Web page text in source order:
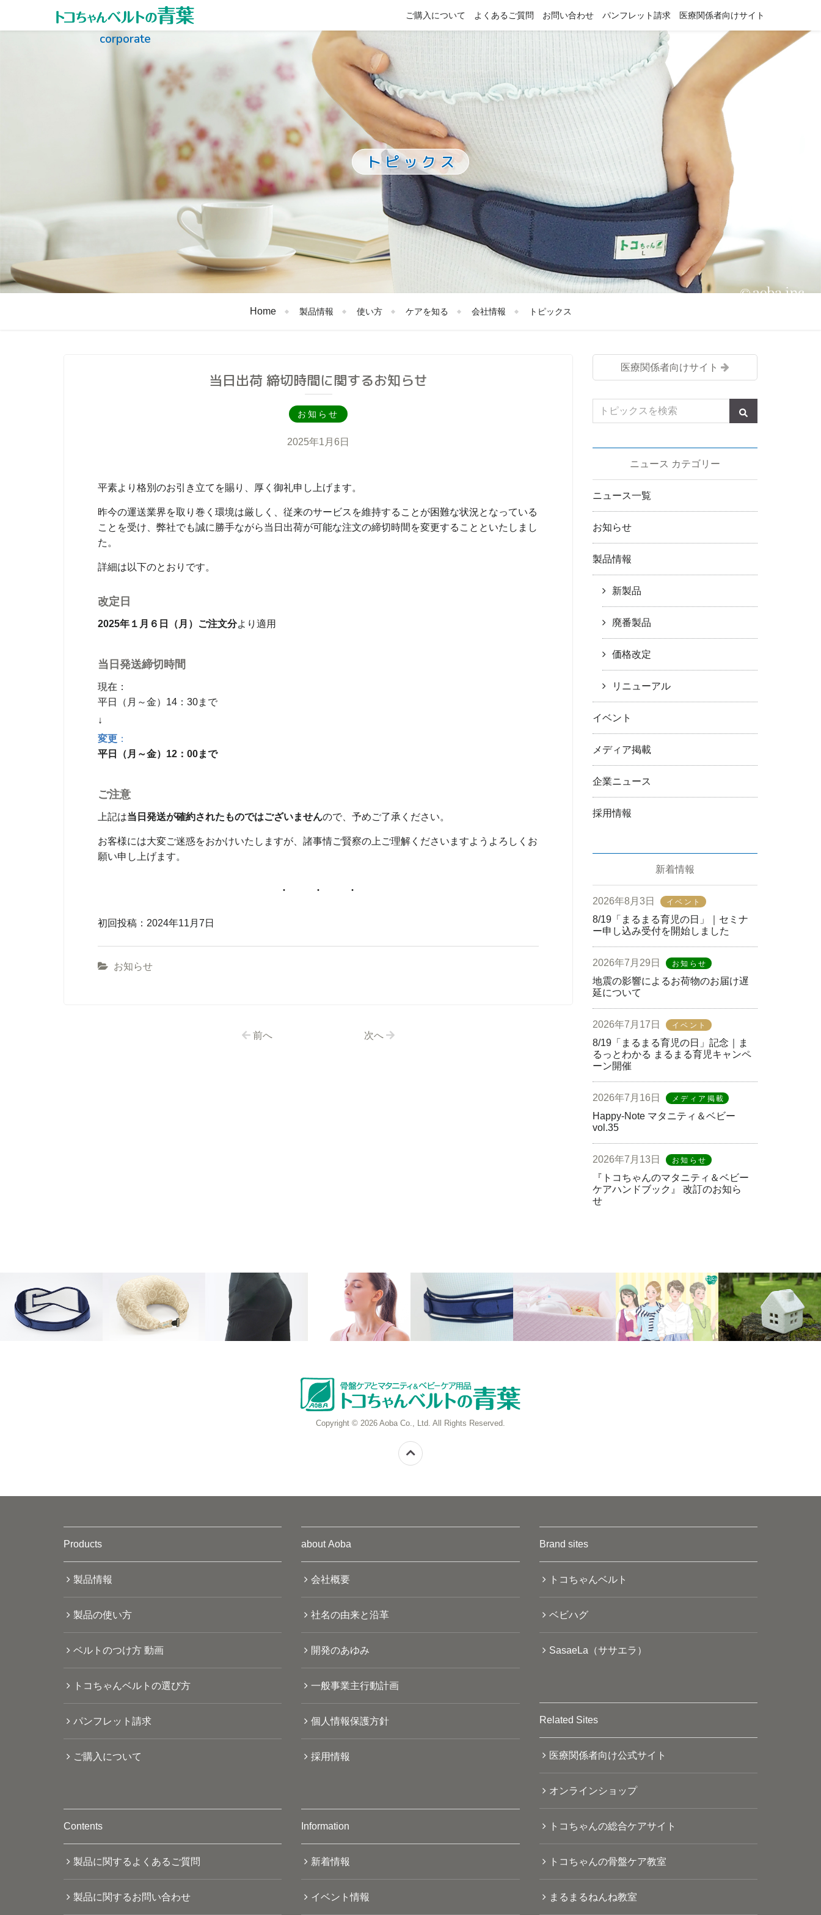
ご購入について よくあるご質問 お問い合わせ パンフレット請求 医療関係者向けサイト
corporate
トピックス
Home 製品情報 使い方 ケアを知る 会社情報 トピックス
当日出荷 締切時間に関するお知らせ
お知らせ
2025年1月6日
平素より格別のお引き立てを賜り、厚く御礼申し上げます。
昨今の運送業界を取り巻く環境は厳しく、従来のサービスを維持することが困難な状況となっている
ことを受け、弊社でも誠に勝手ながら当日出荷が可能な注文の締切時間を変更することといたしまし
た。
詳細は以下のとおりです。
改定日
2025年１月６日（月）ご注文分より適用
当日発送締切時間
現在：
平日（月～金）14：30まで
↓
変更 ：
平日（月～金）12：00まで
ご注意
上記は当日発送が確約されたものではございませんので、予めご了承ください。
お客様には大変ご迷惑をおかけいたしますが、諸事情ご賢察の上ご理解くださいますようよろしくお
願い申し上げます。
初回投稿：2024年11月7日
お知らせ
前へ 次へ
医療関係者向けサイト
ニュース カテゴリー
ニュース一覧
お知らせ
製品情報
新製品
廃番製品
価格改定
リニューアル
イベント
メディア掲載
企業ニュース
採用情報
新着情報
2026年8月3日 イベント
8/19「まるまる育児の日」｜セミナ
ー申し込み受付を開始しました
2026年7月29日 お知らせ
地震の影響によるお荷物のお届け遅
延について
2026年7月17日 イベント
8/19「まるまる育児の日」記念｜ま
るっとわかる まるまる育児キャンペ
ーン開催
2026年7月16日 メディア掲載
Happy-Note マタニティ＆ベビー
vol.35
2026年7月13日 お知らせ
『トコちゃんのマタニティ＆ベビー
ケアハンドブック』 改訂のお知ら
せ
Copyright © 2026 Aoba Co., Ltd. All Rights Reserved.
Products
製品情報
製品の使い方
ベルトのつけ方 動画
トコちゃんベルトの選び方
パンフレット請求
ご購入について
Contents
製品に関するよくあるご質問
製品に関するお問い合わせ
about Aoba
会社概要
社名の由来と沿革
開発のあゆみ
一般事業主行動計画
個人情報保護方針
採用情報
Information
新着情報
イベント情報
Brand sites
トコちゃんベルト
ベビハグ
SasaeLa（ササエラ）
Related Sites
医療関係者向け公式サイト
オンラインショップ
トコちゃんの総合ケアサイト
トコちゃんの骨盤ケア教室
まるまるねんね教室